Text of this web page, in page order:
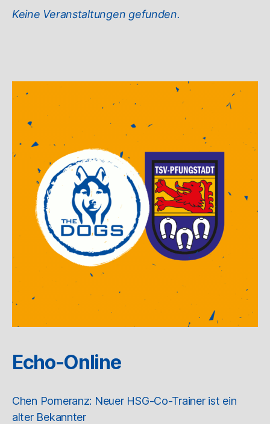
Keine Veranstaltungen gefunden.
Echo-Online
Chen Pomeranz: Neuer HSG-Co-Trainer ist ein
alter Bekannter